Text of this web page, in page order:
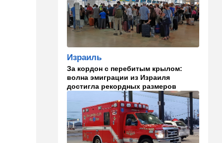
23:58 Мнения
Каждое утро бреющийся
иудей рискует нарушить
заповедь…
23:36 В мире
Филиппины: израильтянин
подрался с "суперменом"-
антисемитом из-за Гитлера,
оба в полиции. ВИДЕО
23:03 Ближний Восток
Попутал берега Ормузского
пролива: Иран ужесточает
Израиль
За кордон с перебитым крылом:
волна эмиграции из Израиля
достигла рекордных размеров